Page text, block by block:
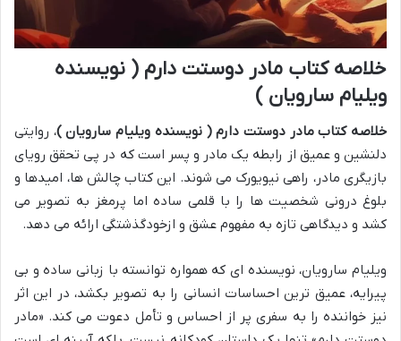
خلاصه کتاب مادر دوستت دارم ( نویسنده
ویلیام سارویان )
خلاصه کتاب مادر دوستت دارم ( نویسنده ویلیام سارویان )، روایتی
دلنشین و عمیق از رابطه یک مادر و پسر است که در پی تحقق رویای
بازیگری مادر، راهی نیویورک می شوند. این کتاب چالش ها، امیدها و
بلوغ درونی شخصیت ها را با قلمی ساده اما پرمغز به تصویر می
کشد و دیدگاهی تازه به مفهوم عشق و ازخودگذشتگی ارائه می دهد.
ویلیام سارویان، نویسنده ای که همواره توانسته با زبانی ساده و بی
پیرایه، عمیق ترین احساسات انسانی را به تصویر بکشد، در این اثر
نیز خواننده را به سفری پر از احساس و تأمل دعوت می کند. «مادر